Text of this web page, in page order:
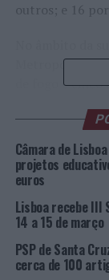
outros; e 16
Metropolitano
de fogo e
e 97,50 doses
Grande parte
referidas
Foto: DR.
TÓPICOS
Câmara de
projetos
euros
Lisboa recebe III
14 a 15 de março
PSP de Santa
cerca de 100